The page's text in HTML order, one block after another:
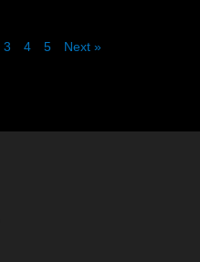
3 4 5 Next »